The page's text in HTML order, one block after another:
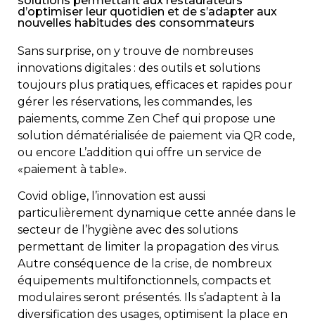
d’optimiser leur quotidien et de s’adapter aux
nouvelles habitudes des consommateurs
Sans surprise, on y trouve de nombreuses
innovations digitales : des outils et solutions
toujours plus pratiques, efficaces et rapides pour
gérer les réservations, les commandes, les
paiements, comme Zen Chef qui propose une
solution dématérialisée de paiement via QR code,
ou encore L’addition qui offre un service de
«paiement à table».
Covid oblige, l’innovation est aussi
particulièrement dynamique cette année dans le
secteur de l’hygiène avec des solutions
permettant de limiter la propagation des virus.
Autre conséquence de la crise, de nombreux
équipements multifonctionnels, compacts et
modulaires seront présentés. Ils s’adaptent à la
diversification des usages, optimisent la place en